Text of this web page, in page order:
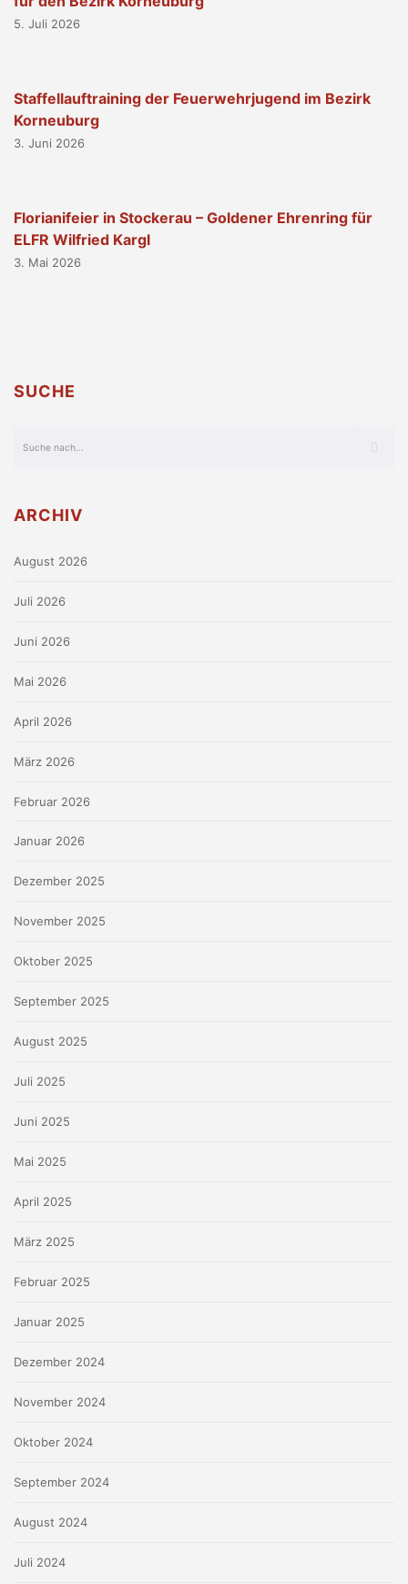
5. Juli 2026
Staffellauftraining der Feuerwehrjugend im Bezirk
Korneuburg
3. Juni 2026
Florianifeier in Stockerau – Goldener Ehrenring für
ELFR Wilfried Kargl
3. Mai 2026
SUCHE
ARCHIV
August 2026
Juli 2026
Juni 2026
Mai 2026
April 2026
März 2026
Februar 2026
Januar 2026
Dezember 2025
November 2025
Oktober 2025
September 2025
August 2025
Juli 2025
Juni 2025
Mai 2025
April 2025
März 2025
Februar 2025
Januar 2025
Dezember 2024
November 2024
Oktober 2024
September 2024
August 2024
Juli 2024